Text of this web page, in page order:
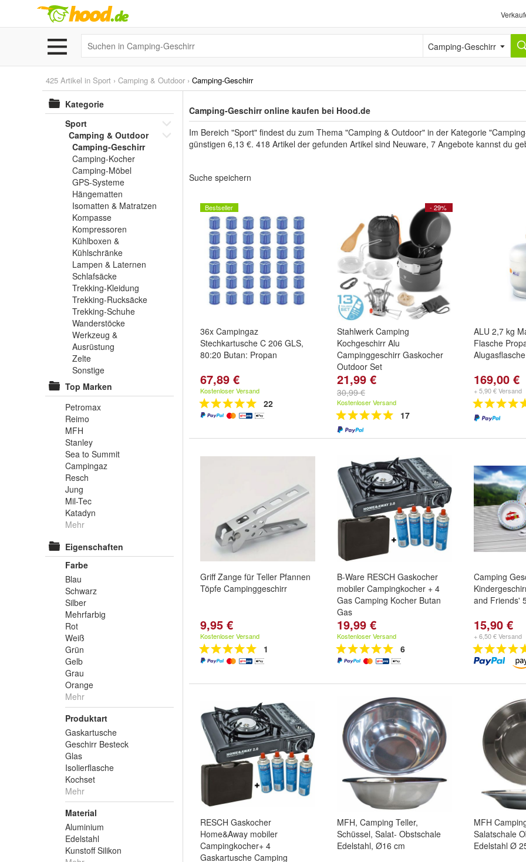
Camping-Geschirr
425 Artikel in Sport › Camping & Outdoor › Camping-Geschirr
Kategorie
Sport
Camping & Outdoor
Camping-Geschirr
Camping-Kocher
Camping-Möbel
GPS-Systeme
Hängematten
Isomatten & Matratzen
Kompasse
Kompressoren
Kühlboxen &
Kühlschränke
Lampen & Laternen
Schlafsäcke
Trekking-Kleidung
Trekking-Rucksäcke
Trekking-Schuhe
Wanderstöcke
Werkzeug &
Ausrüstung
Zelte
Sonstige
Top Marken
Petromax
Reimo
MFH
Stanley
Sea to Summit
Campingaz
Resch
Jung
Mil-Tec
Katadyn
Mehr
Eigenschaften
Farbe
Blau
Schwarz
Silber
Mehrfarbig
Rot
Weiß
Grün
Gelb
Grau
Orange
Mehr
Produktart
Gaskartusche
Geschirr Besteck
Glas
Isolierflasche
Kochset
Mehr
Material
Aluminium
Edelstahl
Kunstoff Silikon
Camping-Geschirr online kaufen bei Hood.de
Im Bereich "Sport" findest du zum Thema "Camping & Outdoor" in der Kategorie
günstigen 6,13 €. 418 Artikel der gefunden Artikel sind Neuware, 7 Angebote kannst du
Suche speichern
Bestseller
36x Campingaz
Stechkartusche C 206 GLS,
80:20 Butan: Propan
67,89 €
Kostenloser Versand
22
- 29%
Stahlwerk Camping
Kochgeschirr Alu
Campinggeschirr Gaskocher
Outdoor Set
21,99 €
30,99 €
Kostenloser Versand
17
ALU 2,7 kg
Flasche
169,00 €
+ 5,90 € Versand
Griff Zange für Teller Pfannen
Töpfe Campinggeschirr
9,95 €
Kostenloser Versand
1
B-Ware RESCH Gaskocher
mobiler Campingkocher + 4
Gas Camping Kocher Butan
Gas
19,99 €
Kostenloser Versand
6
Camping
and Friends' 5
15,90 €
+ 6,50 € Versand
RESCH Gaskocher
Home&Away mobiler
Campingkocher+ 4
Gaskartusche Camping
MFH, Camping Teller,
Schüssel, Salat- Obstschale
Edelstahl, Ø16 cm
MFH
Salatschale
Edelstahl Ø